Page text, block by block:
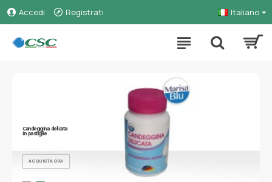
Accedi Registrati Italiano
Candeggina delicata
in pastiglie
ACQUISTA ORA